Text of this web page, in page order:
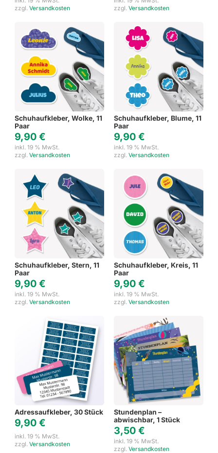
zzgl. Versandkosten
zzgl. Versandkosten
Schuhaufkleber, Wolke, 11
Paar
9,90 €
inkl. 19 % MwSt.
zzgl. Versandkosten
Schuhaufkleber, Blume, 11
Paar
9,90 €
inkl. 19 % MwSt.
zzgl. Versandkosten
Schuhaufkleber, Stern, 11
Paar
9,90 €
inkl. 19 % MwSt.
zzgl. Versandkosten
Schuhaufkleber, Kreis, 11
Paar
9,90 €
inkl. 19 % MwSt.
zzgl. Versandkosten
Adressaufkleber, 30 Stück
9,90 €
inkl. 19 % MwSt.
zzgl. Versandkosten
Stundenplan –
abwischbar, 1 Stück
3,50 €
inkl. 19 % MwSt.
zzgl. Versandkosten